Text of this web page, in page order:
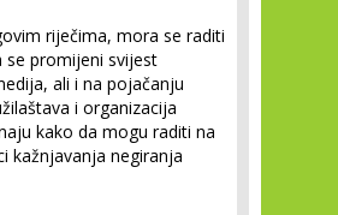
riječima, mora se raditi
se promijeni svijest
ali i na pojačanju
i organizacija
kako da mogu raditi na
kažnjavanja negiranja